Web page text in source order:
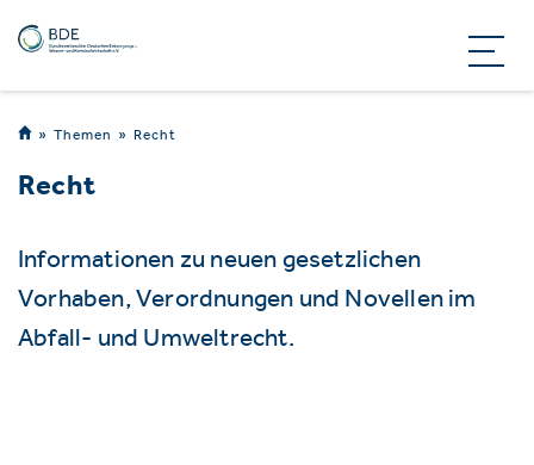
Themen Recht
Recht
Informationen zu neuen gesetzlichen
Vorhaben, Verordnungen und Novellen im
Abfall- und Umweltrecht.